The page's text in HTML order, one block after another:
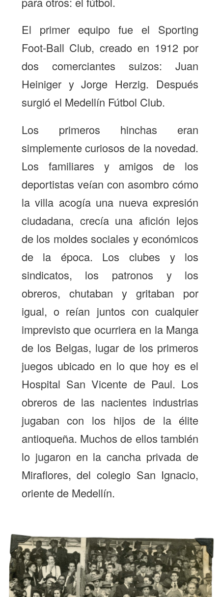
El primer equipo fue el Sporting
Foot-Ball Club, creado en 1912 por
dos comerciantes suizos: Juan
Heiniger y Jorge Herzig. Después
surgió el Medellín Fútbol Club.
Los primeros hinchas eran
simplemente curiosos de la novedad.
Los familiares y amigos de los
deportistas veían con asombro cómo
la villa acogía una nueva expresión
ciudadana, crecía una afición lejos
de los moldes sociales y económicos
de la época. Los clubes y los
sindicatos, los patronos y los
obreros, chutaban y gritaban por
igual, o reían juntos con cualquier
imprevisto que ocurriera en la Manga
de los Belgas, lugar de los primeros
juegos ubicado en lo que hoy es el
Hospital San Vicente de Paul. Los
obreros de las nacientes industrias
jugaban con los hijos de la élite
antioqueña. Muchos de ellos también
lo jugaron en la cancha privada de
Miraflores, del colegio San Ignacio,
oriente de Medellín.